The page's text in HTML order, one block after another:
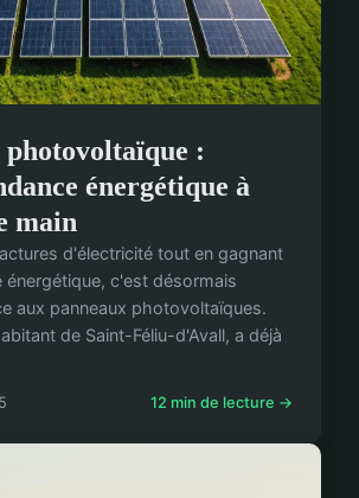
photovoltaïque :
énergétique à
main
d'électricité tout en gagnant
énergétique, c'est désormais
aux panneaux photovoltaïques.
de Saint-Féliu-d'Avall, a déjà
12 min de lecture →